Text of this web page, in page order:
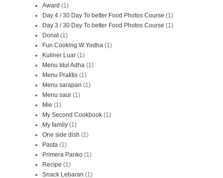
Award (1)
Day 4 / 30 Day To better Food Photos Course (1)
Day 3 / 30 Day To better Food Photos Course (1)
Donat (1)
Fun Cooking W Yodha (1)
Kuliner Luar (1)
Menu Idul Adha (1)
Menu Praktis (1)
Menu sarapan (1)
Menu saur (1)
Mie (1)
My Second Cookbook (1)
My family (1)
One side dish (1)
Pasta (1)
Primera Panko (1)
Recipe (1)
Snack Lebaran (1)